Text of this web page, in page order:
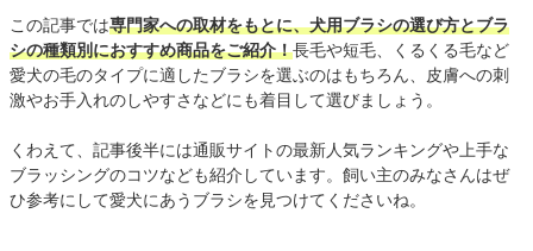
この記事では専門家への取材をもとに、犬用ブラシの選び方とブラ
シの種類別におすすめ商品をご紹介！長毛や短毛、くるくる毛など
愛犬の毛のタイプに適したブラシを選ぶのはもちろん、皮膚への刺
激やお手入れのしやすさなどにも着目して選びましょう。
くわえて、記事後半には通販サイトの最新人気ランキングや上手な
ブラッシングのコツなども紹介しています。飼い主のみなさんはぜ
ひ参考にして愛犬にあうブラシを見つけてくださいね。